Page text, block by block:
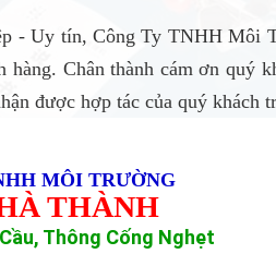
- Uy tín, Công Ty TNHH Môi
Chân thành cám ơn quý
được hợp tác của quý khách
MÔI TRƯỜNG
THÀNH
Thông Cống Nghẹt